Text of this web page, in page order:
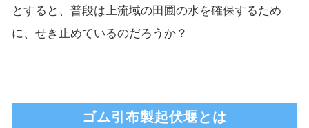
とすると、普段は上流域の田圃の水を確保するため
に、せき止めているのだろうか？
ゴム引布製起伏堰とは